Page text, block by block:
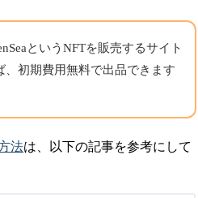
というNFTを販売するサイト
、初期費用無料で出品できます
法は、以下の記事を参考にして